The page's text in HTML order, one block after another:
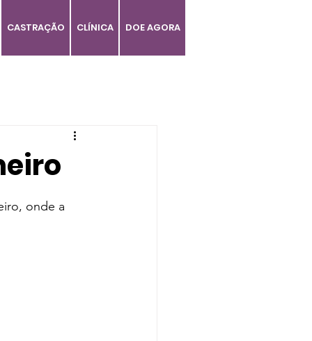
CASTRAÇÃO CLÍNICA DOE AGORA
onde a